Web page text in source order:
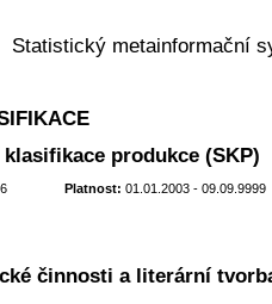
Statistický metainformační
produkce (SKP)
Platnost: 01.01.2003 - 09.09.9999
činnosti a literární